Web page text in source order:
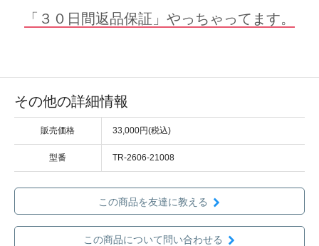
「３０日間返品保証」やっちゃってます。
その他の詳細情報
販売価格 33,000円(税込)
型番 TR-2606-21008
この商品を友達に教える
この商品について問い合わせる